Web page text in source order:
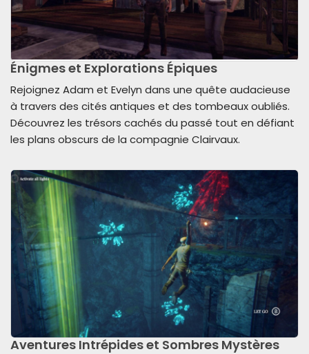
Énigmes et Explorations Épiques
Rejoignez Adam et Evelyn dans une quête audacieuse
à travers des cités antiques et des tombeaux oubliés.
Découvrez les trésors cachés du passé tout en défiant
les plans obscurs de la compagnie Clairvaux.
Aventures Intrépides et Sombres Mystères